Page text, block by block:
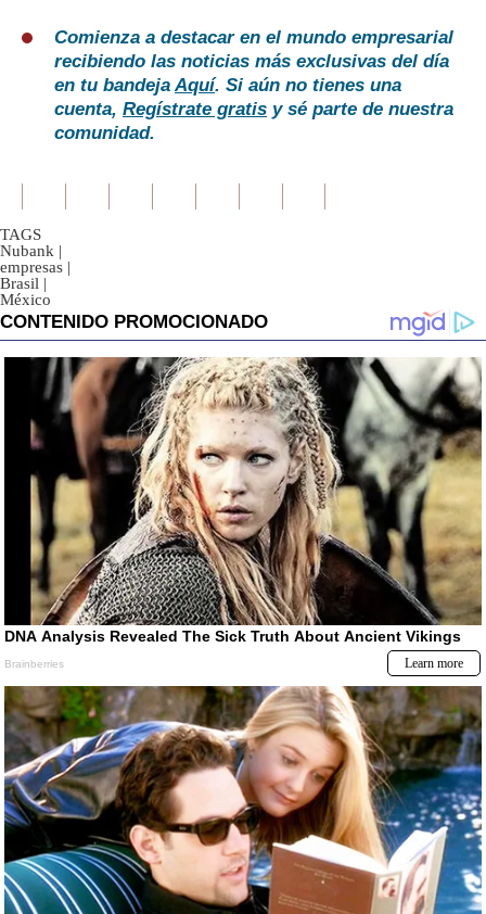
Comienza a destacar en el mundo empresarial
recibiendo las noticias más exclusivas del día
en tu bandejaAquí. Si aún no tienes una
cuenta, Regístrate gratis y sé parte de nuestra
comunidad.
TAGS
Nubank |
empresas |
Brasil |
México